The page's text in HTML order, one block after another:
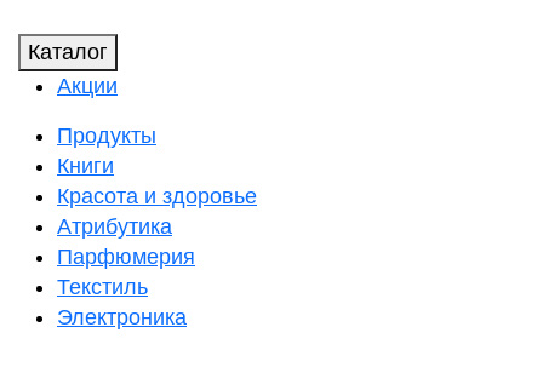
Каталог
Акции
Продукты
Книги
Красота и здоровье
Атрибутика
Парфюмерия
Текстиль
Электроника